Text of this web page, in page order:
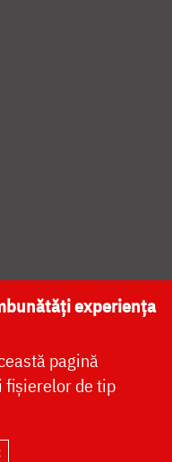
NAȚIONALĂ
MEDIA
experiența
pagină
de tip